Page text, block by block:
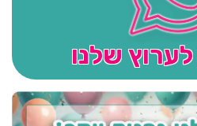
שלנו